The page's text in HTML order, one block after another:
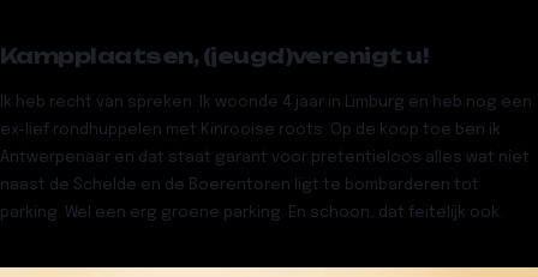
Kampplaatsen, (jeugd)verenigt u!
Ik heb recht van spreken. Ik woonde 4 jaar in Limburg en heb nog een
ex-lief rondhuppelen met Kinrooise roots. Op de koop toe ben ik
Antwerpenaar en dat staat garant voor pretentieloos alles wat niet
naast de Schelde en de Boerentoren ligt te bombarderen tot
parking. Wel een erg groene parking. En schoon, dat feitelijk ook.